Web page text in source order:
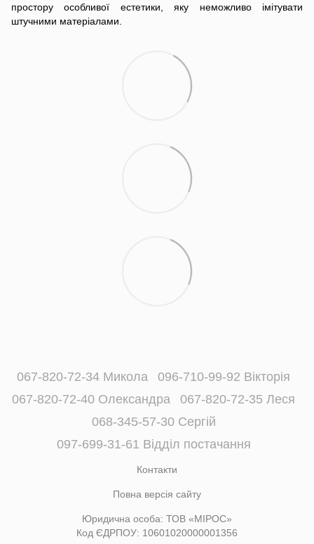
простору особливої естетики, яку неможливо імітувати
штучними матеріалами.
067-820-72-34 Микола
096-710-99-92 Вікторія
067-820-72-40 Олександра
067-820-72-35 Леся
068-345-57-30 Сергій
097-699-31-61 Відділ постачання
Контакти
Повна версія сайту
Юридична особа: ТОВ «МІРОС»
Код ЄДРПОУ: 10601020000001356